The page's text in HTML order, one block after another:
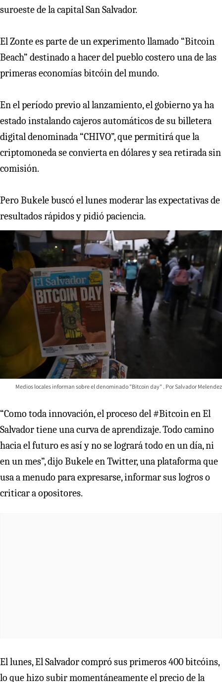
suroeste de la capital San Salvador.
El Zonte es parte de un experimento llamado “Bitcoin
Beach” destinado a hacer del pueblo costero una de las
primeras economías bitcóin del mundo.
En el período previo al lanzamiento, el gobierno ya ha
estado instalando cajeros automáticos de su billetera
digital denominada “CHIVO”, que permitirá que la
criptomoneda se convierta en dólares y sea retirada sin
comisión.
Pero Bukele buscó el lunes moderar las expectativas de
resultados rápidos y pidió paciencia.
Medios locales informan sobre el denominado "Bitcoin day" Salvador Melendez
“Como toda innovación, el proceso del #Bitcoin en El
Salvador tiene una curva de aprendizaje. Todo camino
hacia el futuro es así y no se logrará todo en un día, ni
en un mes”, dijo Bukele en Twitter, una plataforma que
usa a menudo para expresarse, informar sus logros o
criticar a opositores.
El lunes, El Salvador compró sus primeros 400 bitcóins,
lo que hizo subir momentáneamente el precio de la